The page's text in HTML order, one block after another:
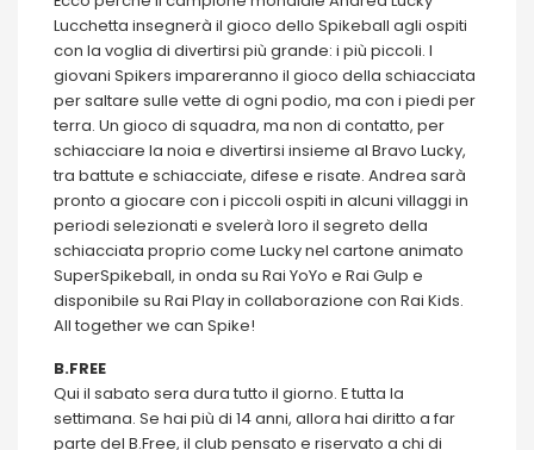
Lucchetta insegnerà il gioco dello Spikeball agli ospiti
con la voglia di divertirsi più grande: i più piccoli. I
giovani Spikers impareranno il gioco della schiacciata
per saltare sulle vette di ogni podio, ma con i piedi per
terra. Un gioco di squadra, ma non di contatto, per
schiacciare la noia e divertirsi insieme al Bravo Lucky,
tra battute e schiacciate, difese e risate. Andrea sarà
pronto a giocare con i piccoli ospiti in alcuni villaggi in
periodi selezionati e svelerà loro il segreto della
schiacciata proprio come Lucky nel cartone animato
SuperSpikeball, in onda su Rai YoYo e Rai Gulp e
disponibile su Rai Play in collaborazione con Rai Kids.
All together we can Spike!
B.FREE
Qui il sabato sera dura tutto il giorno. E tutta la
settimana. Se hai più di 14 anni, allora hai diritto a far
parte del B.Free, il club pensato e riservato a chi di